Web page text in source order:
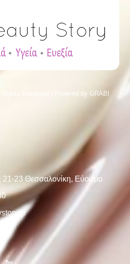
Reserved | Powered by GRABI
21-23 Θεσσαλονίκη, Εύοσμο
YouTube